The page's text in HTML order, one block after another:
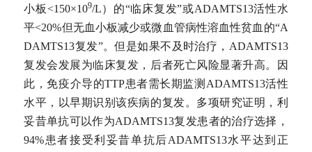
小板<150×109/L）的“临床复发”或ADAMTS13活性水
平<20%但无血小板减少或微血管病性溶血性贫血 的“A
DAMTS13复发”。但是如果不及时治疗，ADAMTS13
复发会发展为临床复发，后者死亡风险显著升高。因
此，免疫介导的TTP患者需长期监测ADAMTS13活性
水平，以早期识别该疾病的复发。多项研究证明，利
妥昔单抗可以作为ADAMTS13复发患者的治疗选择，
94%患者接受利妥昔单抗后ADAMTS13水平达到正